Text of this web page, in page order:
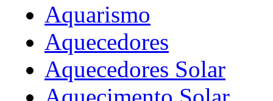
Aquarismo
Aquecedores
Aquecedores Solar